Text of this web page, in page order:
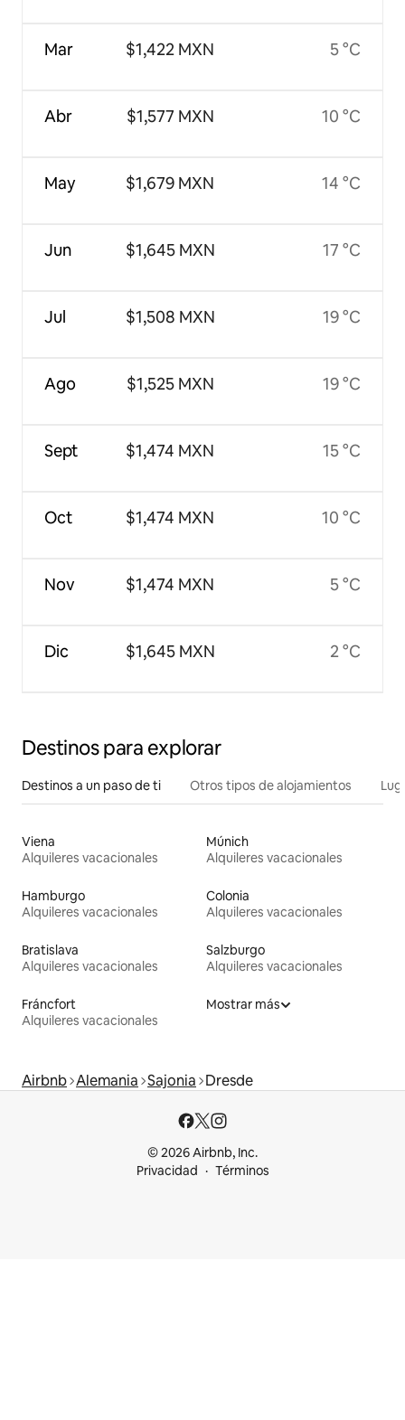
Mar
Abr
May
Jun
Jul
Ago
Sept
Oct
Nov
Dic
$1,422 MXN
$1,577 MXN
$1,679 MXN
$1,645 MXN
$1,508 MXN
$1,525 MXN
$1,474 MXN
$1,474 MXN
$1,474 MXN
$1,645 MXN
5 °C
10 °C
14 °C
17 °C
19 °C
19 °C
15 °C
10 °C
5 °C
2 °C
Destinos para explorar
Destinos a un paso de ti Otros tipos de alojamientos
Viena
Alquileres vacacionales
Múnich
Alquileres vacacionales
Hamburgo
Alquileres vacacionales
Colonia
Alquileres vacacionales
Bratislava
Alquileres vacacionales
Salzburgo
Alquileres vacacionales
Fráncfort
Alquileres vacacionales
Mostrar más
Airbnb Alemania Sajonia Dresde
© 2026 Airbnb, Inc.
Privacidad
Términos